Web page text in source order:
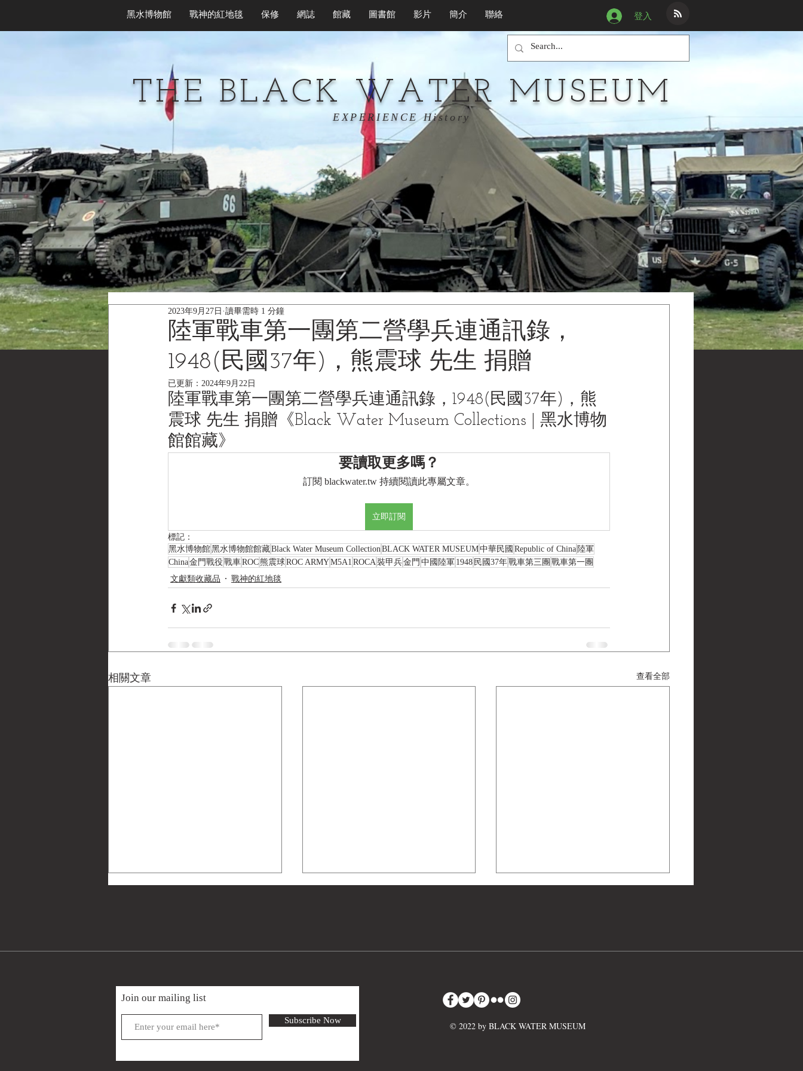
黑水博物館 戰神的紅地毯 保修 網誌 館藏 圖書館 影片 簡介 聯絡 登入
THE BLACK WATER MUSEUM
EXPERIENCE History
陸軍戰車第一團第二營學兵連通訊錄，
1948(民國37年)，熊震球 先生 捐贈
2023年9月27日 讀畢需時 1 分鐘
已更新： 2024年9月22日
陸軍戰車第一團第二營學兵連通訊錄，1948(民國37年)，熊
震球 先生 捐贈《Black Water Museum Collections | 黑水博物
館館藏》
要讀取更多嗎？
訂閱 blackwater.tw 持續閱讀此專屬文章。
立即訂閱
標記：
黑水博物館黑水博物館館藏Black Water Museum CollectionBLACK WATER MUSEUM中華民國 Republic of China 陸軍
China金門戰役戰車ROC熊震球ROC ARMYM5A1 ROCA裝甲兵金門 中國陸軍 1948 民國37年戰車第三團 戰車第一團
文獻類收藏品
戰神的紅地毯
相關文章 查看全部
民國102年(2013)金門戰役共軍
244團衛生員趙保厚致黑水電
影劇組手札及實寄封
民國34年(1945) 美國陸軍菲利
普·A·鮑威爾戰地筆記本（法國
埃皮納勒印製紡織廠產量記錄
Join our mailing list
Subscribe Now © 2022 by BLACK WATER MUSEUM